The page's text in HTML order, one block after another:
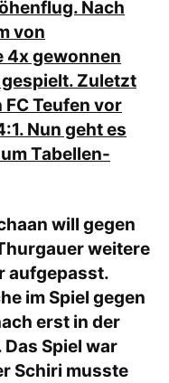
Nach
von
4x gewonnen
Zuletzt
Teufen vor
Nun geht es
Tabellen-
will gegen
weitere
aufgepasst.
im Spiel gegen
erst in der
Spiel war
Schiri musste